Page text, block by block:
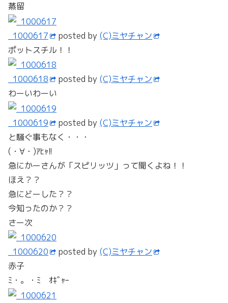
蒸留
_1000617 posted by (C)ミヤチャン
ポットスチル！！
_1000618 posted by (C)ミヤチャン
わーいわーい
_1000619 posted by (C)ミヤチャン
と騒ぐ事もなく・・・
(・∀・)ｱﾋｬ!!
急にかーさんが「スピリッツ」って聞くよね！！
ほえ？？
急にどーした？？
今知ったのか？？
さー次
_1000620 posted by (C)ミヤチャン
赤子
ﾐ・。・ﾐ ｵｷﾞｬｰ